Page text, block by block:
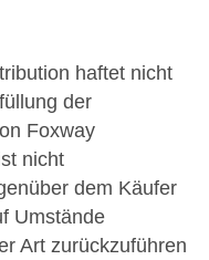
haftet nicht
der
Foxway
nicht
dem Käufer
Umstände
Art zurückzuführen